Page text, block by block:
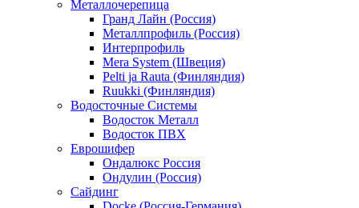
Металлочерепица
Гранд Лайн (Россия)
Металлпрофиль (Россия)
Интерпрофиль
Mera System (Швеция)
Pelti ja Rauta (Финляндия)
Ruukki (Финляндия)
Водосточные Системы
Водосток Металл
Водосток ПВХ
Еврошифер
Ондалюкс Россия
Ондулин (Россия)
Сайдинг